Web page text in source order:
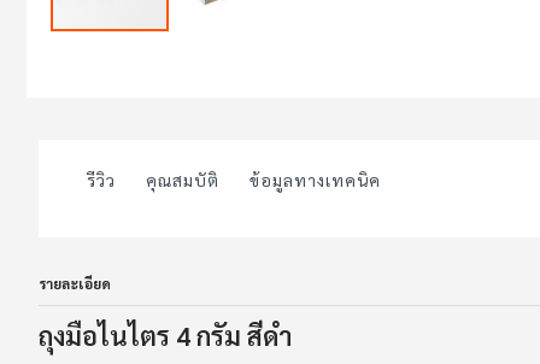
images
galleryรีวิว คุณสมบัติ ข้อมูลทางเทคนิค
รายละเอียด
ถุงมือไนไตร 4 กรัม สีดำ